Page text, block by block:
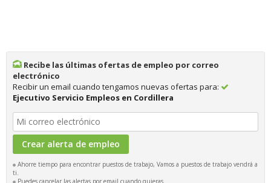
Recibe las últimas ofertas de empleo por correo
electrónico
Recibir un email cuando tengamos nuevas ofertas para:
Ejecutivo Servicio Empleos en Cordillera
Ahorre tiempo para encontrar puestos de trabajo, Vamos a puestos de trabajo vendrá a
ti.
Puedes cancelar las alertas por email cuando quieras.